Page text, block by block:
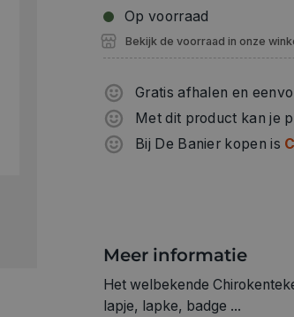
Op voorraad
Bekijk de voorraad in onze
Gratis afhalen en
Met dit product kan je
Bij De Banier kopen is
Meer informatie
Het welbekende
lapje, lapke, badge ...